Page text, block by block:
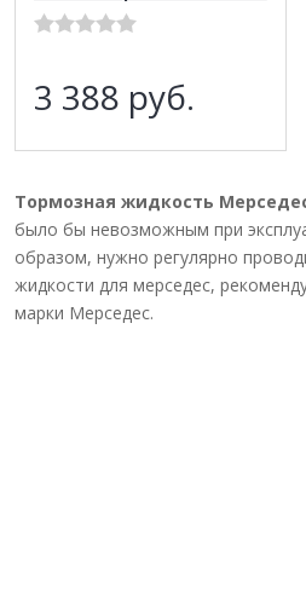
3 388 руб.
Тормозная жидкость
было бы невозможным при
образом, нужно регулярно
жидкости для мерседес,
марки Мерседес.